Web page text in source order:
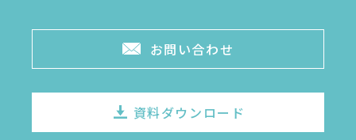
お問い合わせ
資料ダウンロード